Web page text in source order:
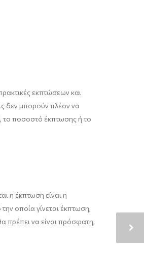
εκπτώσεων και
δεν μπορούν πλέον να
το ποσοστό έκπτωσης ή το
η έκπτωση είναι η
οποία γίνεται έκπτωση,
πρέπει να είναι πρόσφατη,